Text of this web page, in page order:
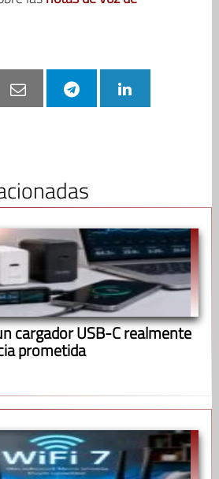
cargador USB-C realmente
prometida